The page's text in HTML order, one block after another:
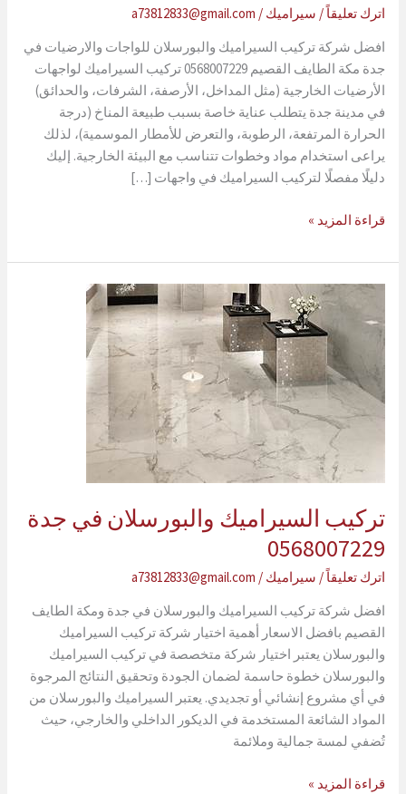
اترك تعليقاً / سيراميك /
a73812833@gmail.com
افضل شركة تركيب السيراميك والبورسلان للواجات والارضيات في
جدة مكة الطايف القصيم 0568007229 تركيب السيراميك لواجهات
الأرضيات الخارجية (مثل المداخل، الأرصفة، الشرفات، والحدائق)
في مدينة جدة يتطلب عناية خاصة بسبب طبيعة المناخ (درجة
الحرارة المرتفعة، الرطوبة، والتعرض للأمطار الموسمية)، لذلك
يراعى استخدام مواد وخطوات تتناسب مع البيئة الخارجية. إليك
دليلًا مفصلًا لتركيب السيراميك في واجهات […]
تركيب
للاضيات
للوجهات
جدة
قراءة المزيد »
تركيب السيراميك والبورسلان في جدة
0568007229
اترك تعليقاً / سيراميك /
a73812833@gmail.com
افضل شركة تركيب السيراميك والبورسلان في جدة ومكة الطايف
القصيم بافضل الاسعار أهمية اختيار شركة تركيب السيراميك
والبورسلان يعتبر اختيار شركة متخصصة في تركيب السيراميك
والبورسلان خطوة حاسمة لضمان الجودة وتحقيق النتائج المرجوة
في أي مشروع إنشائي أو تجديدي. يعتبر السيراميك والبورسلان من
المواد الشائعة المستخدمة في الديكور الداخلي والخارجي، حيث
تُضفي لمسة جمالية وملائمة
تركيب
قراءة المزيد »